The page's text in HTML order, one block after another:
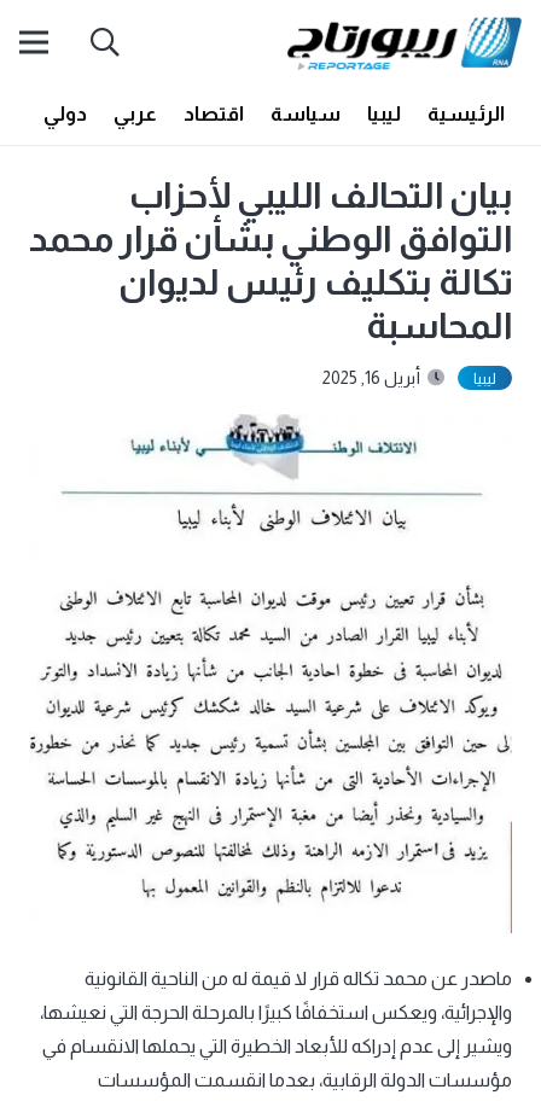
الرئيسية ليبيا سياسة اقتصاد عربي دولي
بيان التحالف الليبي لأحزاب
التوافق الوطني بشأن قرار محمد
تكالة بتكليف رئيس لديوان
المحاسبة
ليبيا أبريل 16, 2025
ماصدر عن محمد تكاله قرار لا قيمة له من الناحية القانونية
والإجرائية، ويعكس استخفافًا كبيرًا بالمرحلة الحرجة التي نعيشها،
ويشير إلى عدم إدراكه للأبعاد الخطيرة التي يحملها الانقسام في
مؤسسات الدولة الرقابية، بعدما انقسمت المؤسسات